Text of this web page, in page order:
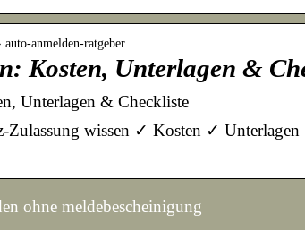
anmelden-ratgeber
Kosten, Unterlagen &
Unterlagen & Checkliste
Zulassung wissen ✓ Kosten ✓
ohne meldebescheinigung